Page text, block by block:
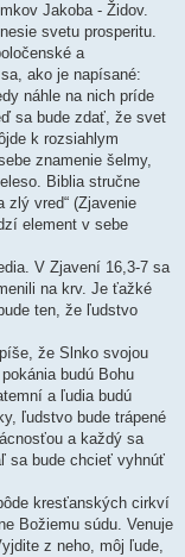
Jakoba - Židov.
svetu prosperitu.
a
ako je napísané:
náhle na nich príde
sa bude zdať, že svet
k rozsiahlym
znamenie šelmy,
Biblia stručne
zlý vred“ (Zjavenie
element v sebe
V Zjavení 16,3-7 sa
na krv. Je ťažké
ten, že ľudstvo
že Slnko svojou
budú Bohu
a ľudia budú
ľudstvo bude trápené
a každý sa
sa bude chcieť vyhnúť
kresťanských cirkví
Božiemu súdu. Venuje
z neho, môj ľude,